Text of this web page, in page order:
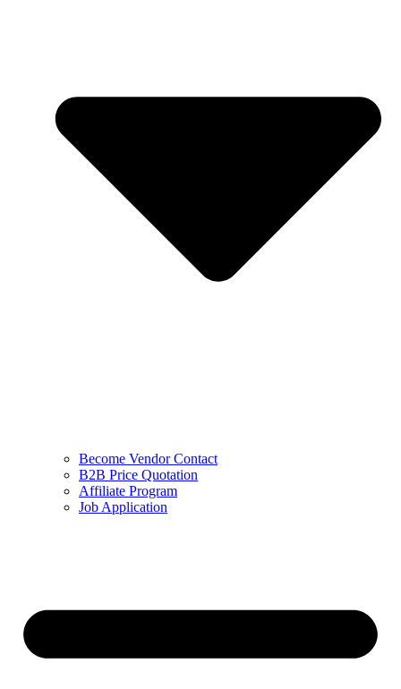
Become Vendor Contact
B2B Price Quotation
Affiliate Program
Job Application